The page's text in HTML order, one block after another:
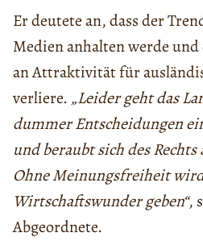
Er deutete an, dass der
Medien anhalten werde
an Attraktivität für
verliere. „Leider geht das
dummer Entscheidungen
und beraubt sich des
Ohne Meinungsfreiheit
Wirtschaftswunder geben“,
Abgeordnete.